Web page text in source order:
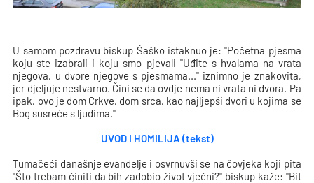
U samom pozdravu biskup Šaško istaknuo je: "Početna pjesma
koju ste izabrali i koju smo pjevali "Uđite s hvalama na vrata
njegova, u dvore njegove s pjesmama..." iznimno je znakovita,
jer djeljuje nestvarno. Čini se da ovdje nema ni vrata ni dvora. Pa
ipak, ovo je dom Crkve, dom srca, kao najljepši dvori u kojima se
Bog susreće s ljudima."
UVOD I HOMILIJA (tekst)
Tumačeći današnje evanđelje i osvrnuvši se na čovjeka koji pita
"Što trebam činiti da bih zadobio život vječni?" biskup kaže: "Bit